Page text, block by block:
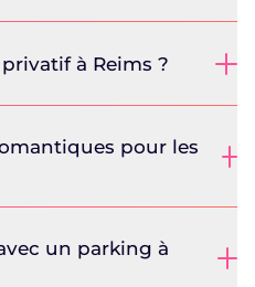
Dame de Reims : un
gothique, la cathédrale
des monuments les plus
lieu, où furent sacrés de
une visite en fin d’après-
à Reims ?
pour les
un parking à